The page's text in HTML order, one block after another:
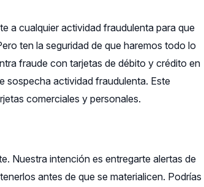
a cualquier actividad fraudulenta para que
ten la seguridad de que haremos todo lo
fraude con tarjetas de débito y crédito en
sospecha actividad fraudulenta. Este
comerciales y personales.
Nuestra intención es entregarte alertas de
antes de que se materialicen. Podrías